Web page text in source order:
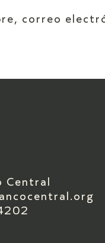
correo
Central